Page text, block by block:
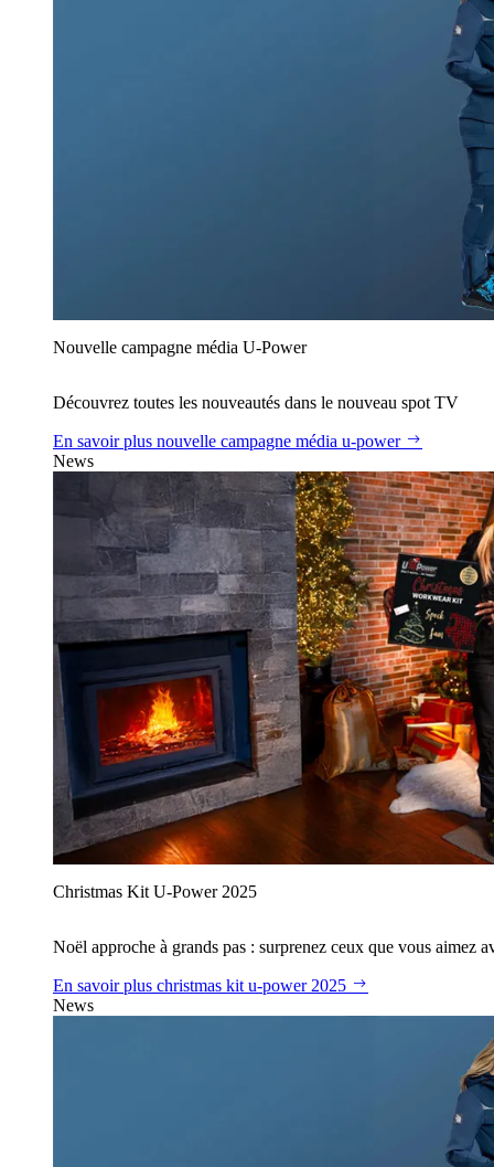
Nouvelle campagne média U‑Power
Découvrez toutes les nouveautés dans le nouveau spot TV
En savoir plus nouvelle campagne média u‑power
News
Christmas Kit U‑Power 2025
Noël approche à grands pas : surprenez ceux que vous aimez
En savoir plus christmas kit u‑power 2025
News